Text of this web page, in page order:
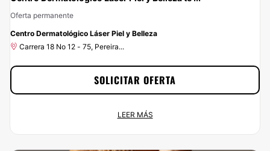
-10%
Oferta permanente
Centro Dermatológico Láser Piel y Belleza
Carrera 18 No 12 - 75, Pereira...
Carrera 18 No 12 - 75, Pereira...
SOLICITAR OFERTA
LEER MÁS